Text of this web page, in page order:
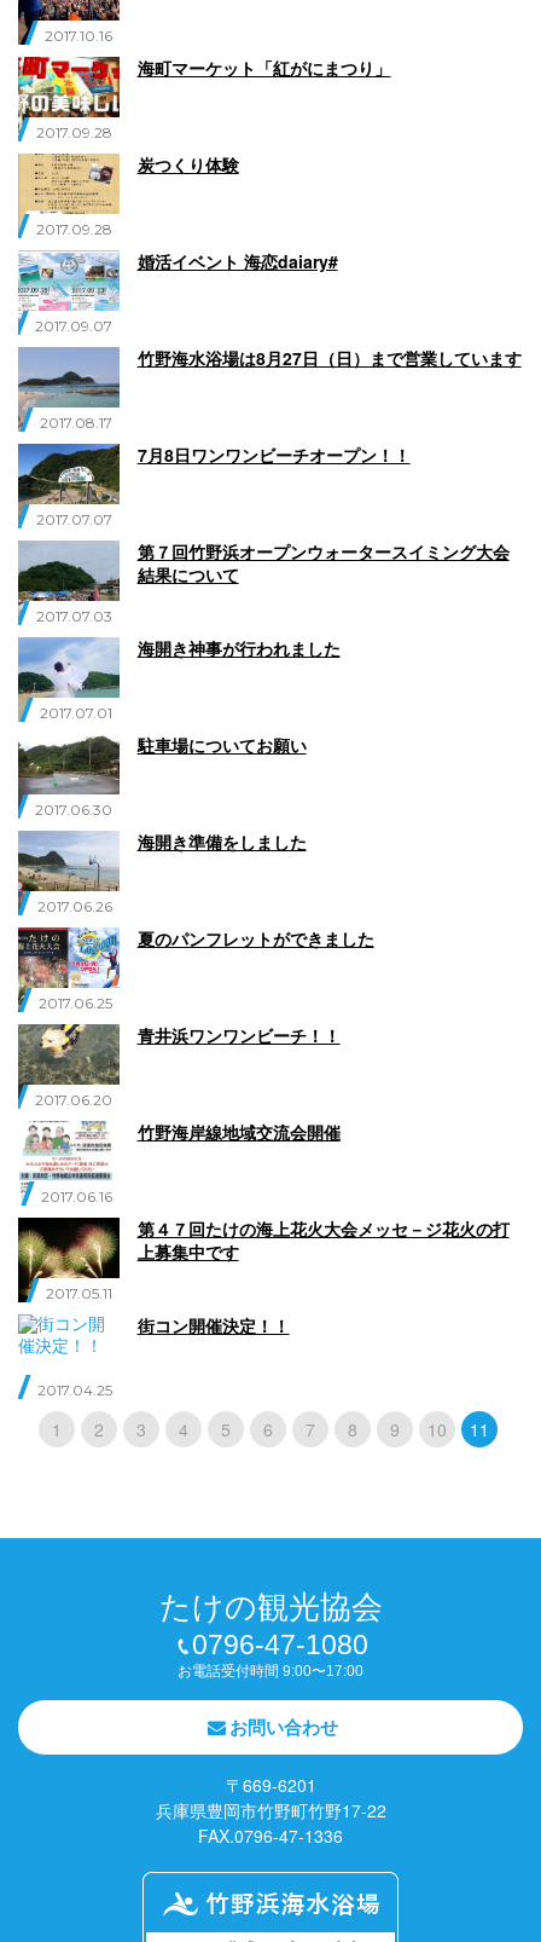
2017.10.16
2017.09.28
海町マーケット「紅がにまつり」
2017.09.28
炭つくり体験
2017.09.07
婚活イベント 海恋daiary#
2017.08.17
竹野海水浴場は8月27日（日）まで営業しています
2017.07.07
7月8日ワンワンビーチオープン！！
2017.07.03
第７回竹野浜オープンウォータースイミング大会
結果について
2017.07.01
海開き神事が行われました
2017.06.30
駐車場についてお願い
2017.06.26
海開き準備をしました
2017.06.25
夏のパンフレットができました
2017.06.20
青井浜ワンワンビーチ！！
2017.06.16
竹野海岸線地域交流会開催
2017.05.11
第４７回たけの海上花火大会メッセ－ジ花火の打
上募集中です
2017.04.25
街コン開催決定！！
1 2 3 4 5 6 7 8 9 10 11
たけの観光協会
0796-47-1080
お電話受付時間 9:00〜17:00
お問い合わせ
〒669-6201
兵庫県豊岡市竹野町竹野17-22
FAX.0796-47-1336